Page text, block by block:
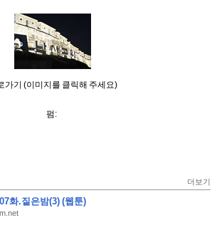
가기 (이미지를 클릭해 주세요)
펌:
더보기
화.짙은밤(3) (웹툰)